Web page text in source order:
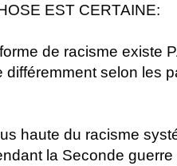
EST CERTAINE:
de racisme existe
différemment selon les
haute du racisme
la Seconde